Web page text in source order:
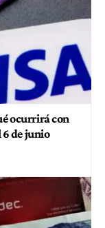
ocurrirá con
de junio